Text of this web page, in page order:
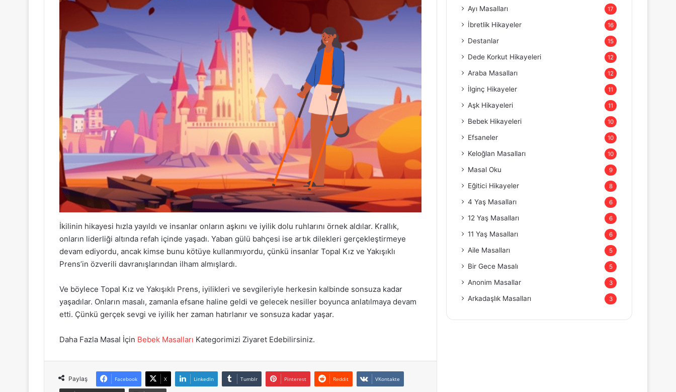
İkilinin hikayesi hızla yayıldı ve insanlar onların aşkını ve iyilik dolu ruhlarını örnek aldılar. Krallık,
onların liderliği altında refah içinde yaşadı. Yaban gülü bahçesi ise artık dilekleri gerçekleştirmeye
devam ediyordu, ancak kimse bunu kötüye kullanmıyordu, çünkü insanlar Topal Kız ve Yakışıklı
Prens’in özverili davranışlarından ilham almışlardı.
Ve böylece Topal Kız ve Yakışıklı Prens, iyilikleri ve sevgileriyle herkesin kalbinde sonsuza kadar
yaşadılar. Onların masalı, zamanla efsane haline geldi ve gelecek nesiller boyunca anlatılmaya devam
etti. Çünkü gerçek sevgi ve iyilik her zaman hatırlanır ve sonsuza kadar yaşar.
Daha Fazla Masal İçin Bebek Masalları Kategorimizi Ziyaret Edebilirsiniz.
Paylaş Facebook X LinkedIn Tumblr Pinterest Reddit VKontakte
Ayı Masalları 17
İbretlik Hikayeler 16
Destanlar 15
Dede Korkut Hikayeleri 12
Araba Masalları 12
İlginç Hikayeler 11
Aşk Hikayeleri 11
Bebek Hikayeleri 10
Efsaneler 10
Keloğlan Masalları 10
Masal Oku 9
Eğitici Hikayeler 8
4 Yaş Masalları 6
12 Yaş Masalları 6
11 Yaş Masalları 6
Aile Masalları 5
Bir Gece Masalı 5
Anonim Masallar 3
Arkadaşlık Masalları 3